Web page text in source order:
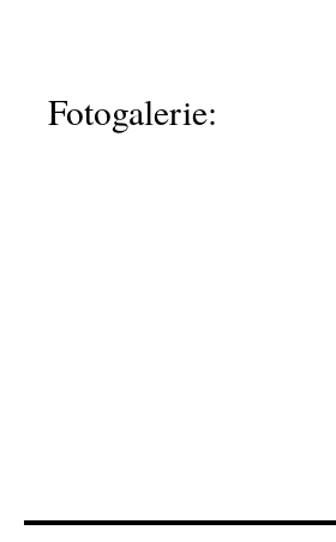
Fotogalerie: